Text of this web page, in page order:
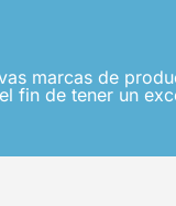
marcas de
fin de tener un